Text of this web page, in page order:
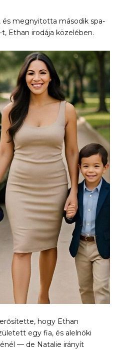
és megnyitotta második spa-
Ethan irodája közelében.
hogy Ethan
egy fia, és alelnöki
— de Natalie irányít